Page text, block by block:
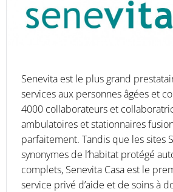
Senevita est le plus grand
services aux personnes âgées et
4000 collaborateurs et
ambulatoires et stationnaires
parfaitement. Tandis que les sites
synonymes de l’habitat protégé
complets, Senevita Casa est le
service privé d’aide et de soins à